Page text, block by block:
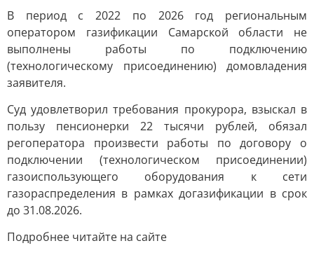
В период с 2022 по 2026 год региональным
оператором газификации Самарской области не
выполнены работы по подключению
(технологическому присоединению) домовладения
заявителя.
Суд удовлетворил требования прокурора, взыскал в
пользу пенсионерки 22 тысячи рублей, обязал
регоператора произвести работы по договору о
подключении (технологическом присоединении)
газоиспользующего оборудования к сети
газораспределения в рамках догазификации в срок
до 31.08.2026.
Подробнее читайте на сайте